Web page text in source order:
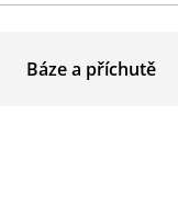
Báze a příchutě